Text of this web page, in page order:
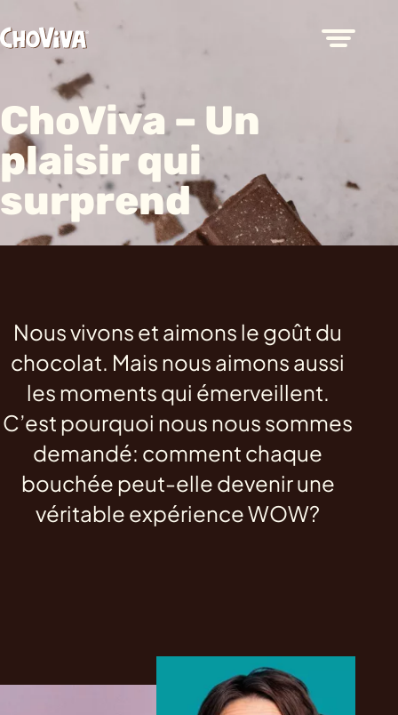
ChoViva – Un
plaisir qui
surprend
Nous vivons et aimons le goût du
chocolat. Mais nous aimons aussi
les moments qui émerveillent.
C’est pourquoi nous nous sommes
demandé: comment chaque
bouchée peut-elle devenir une
véritable expérience WOW?